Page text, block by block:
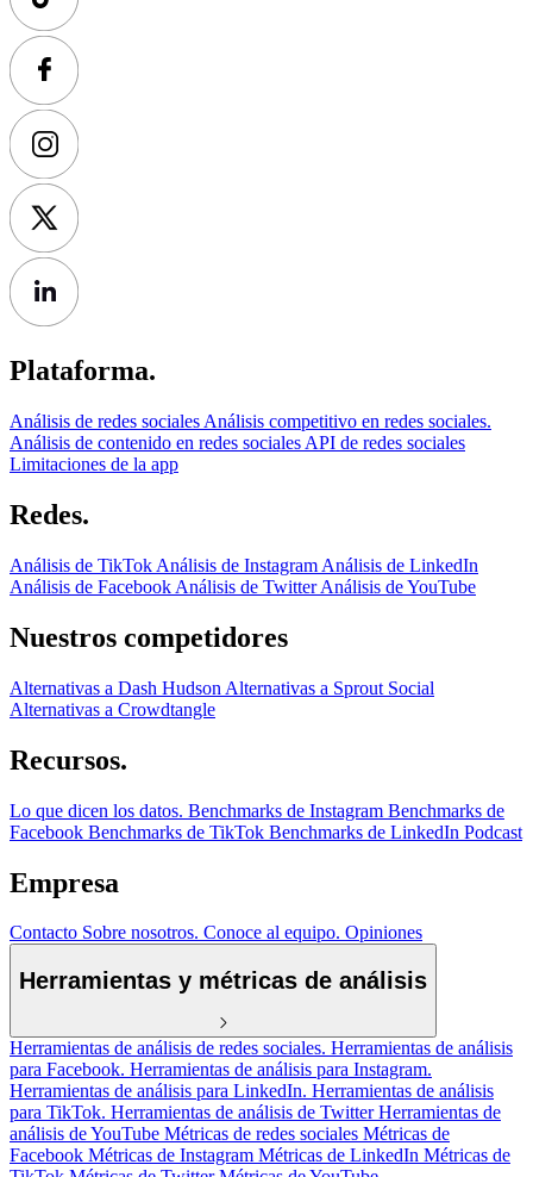
Plataforma.
Análisis de redes sociales Análisis competitivo en redes sociales.
Análisis de contenido en redes sociales API de redes sociales
Limitaciones de la app
Redes.
Análisis de TikTok Análisis de Instagram Análisis de LinkedIn
Análisis de Facebook Análisis de TwitterAnálisis de YouTube
Nuestros competidores
Alternativas a Dash Hudson Alternativas a Sprout Social
Alternativas a Crowdtangle
Recursos.
Lo que dicen los datos. Benchmarks de Instagram Benchmarks de
Facebook Benchmarks de TikTok Benchmarks de LinkedIn Podcast
Empresa
Contacto Sobre nosotros. Conoce al equipo. Opiniones
Herramientas y métricas de análisis
Herramientas de análisis de redes sociales. Herramientas de análisis
para Facebook. Herramientas de análisis para Instagram.
Herramientas de análisis para LinkedIn. Herramientas de análisis
para TikTok. Herramientas de análisis de TwitterHerramientas de
análisis de YouTube Métricas de redes sociales Métricas de
Facebook Métricas de Instagram Métricas de LinkedIn Métricas de